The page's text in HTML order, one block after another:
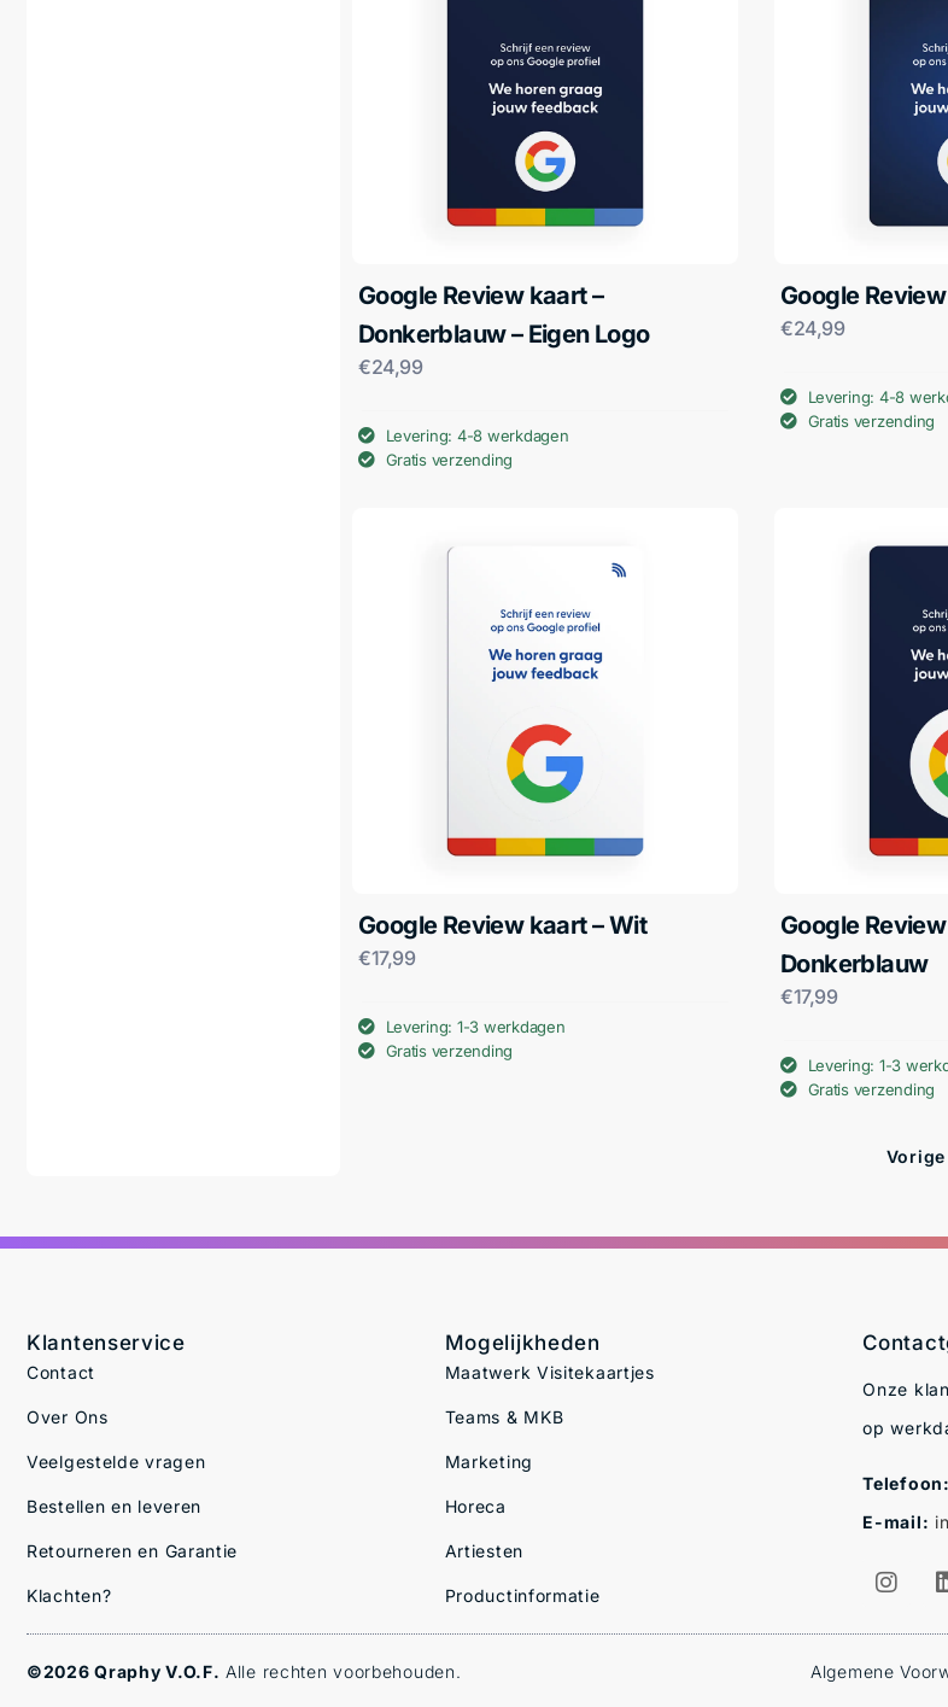
Google Review kaart –
Donkerblauw – Eigen Logo
€24,99
Levering: 4-8 werkdagen
Gratis verzending
Google
€24,99
Levering: 4-8
Gratis verzending
Google Review kaart – Wit
€17,99
Levering: 1-3 werkdagen
Gratis verzending
Google Review
Donkerblauw
€17,99
Levering: 1-3
Gratis verzending
Vorige
Klantenservice
Contact
Over Ons
Veelgestelde vragen
Bestellen en leveren
Retourneren en Garantie
Klachten?
Mogelijkheden
Maatwerk Visitekaartjes
Teams & MKB
Marketing
Horeca
Artiesten
Productinformatie
Onze
op
Telefoon:
E-mail:
Algemene
©2026 Qraphy V.O.F. Alle rechten voorbehouden.